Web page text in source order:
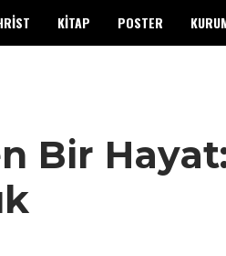
KİTAP POSTER
Bir